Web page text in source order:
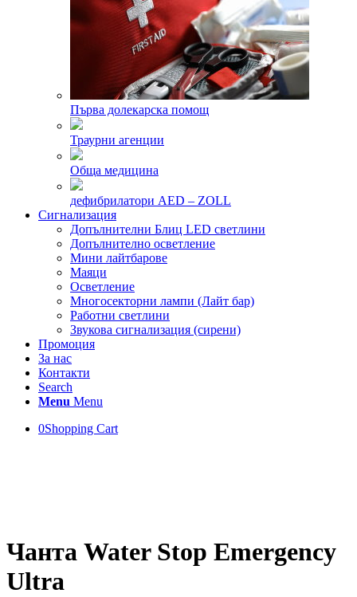
Първа долекарска помощ
Траурни агенции
Обща медицина
дефибрилатори AED – ZOLL
Сигнализация
Допълнителни Блиц LED светлини
Допълнително осветление
Мини лайтбарове
Маяци
Осветление
Многосекторни лампи (Лайт бар)
Работни светлини
Звукова сигнализация (сирени)
Промоция
За нас
Контакти
Search
Menu Menu
0Shopping Cart
Чанта Water Stop Emergency
Ultra